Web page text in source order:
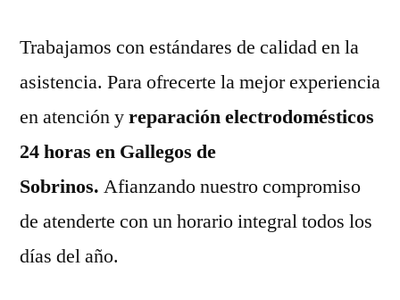
Trabajamos con estándares de calidad en la
asistencia. Para ofrecerte la mejor experiencia
en atención yreparación electrodomésticos
24 horas en Gallegos de
Sobrinos. Afianzando nuestro compromiso
de atenderte con un horario integral todos los
días del año.